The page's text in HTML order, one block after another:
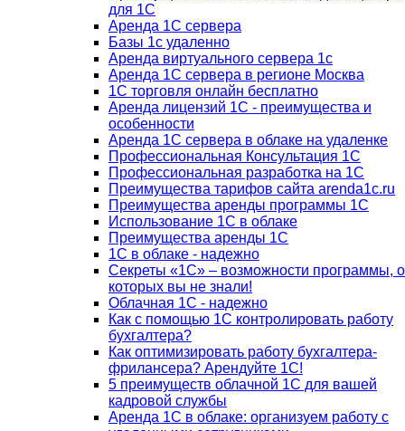
для 1С
Аренда 1С сервера
Базы 1с удаленно
Аренда виртуального сервера 1с
Аренда 1С сервера в регионе Москва
1С торговля онлайн бесплатно
Аренда лицензий 1С - преимущества и
особенности
Аренда 1С сервера в облаке на удаленке
Профессиональная Консультация 1С
Профессиональная разработка на 1С
Преимущества тарифов сайта arenda1c.ru
Преимущества аренды программы 1С
Использование 1С в облаке
Преимущества аренды 1С
1С в облаке - надежно
Секреты «1С» – возможности программы, о
которых вы не знали!
Облачная 1С - надежно
Как с помощью 1С контролировать работу
бухгалтера?
Как оптимизировать работу бухгалтера-
фрилансера? Арендуйте 1С!
5 преимуществ облачной 1С для вашей
кадровой службы
Аренда 1С в облаке: организуем работу с